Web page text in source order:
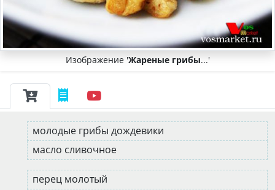
Изображение 'Жареные грибы...'
молодые грибы дождевики
масло сливочное
перец молотый